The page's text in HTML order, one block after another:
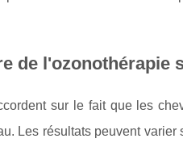
de l'ozonothérapie
sur le fait que les
Les résultats peuvent